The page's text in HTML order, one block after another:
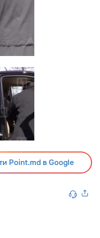
Point.md в Google